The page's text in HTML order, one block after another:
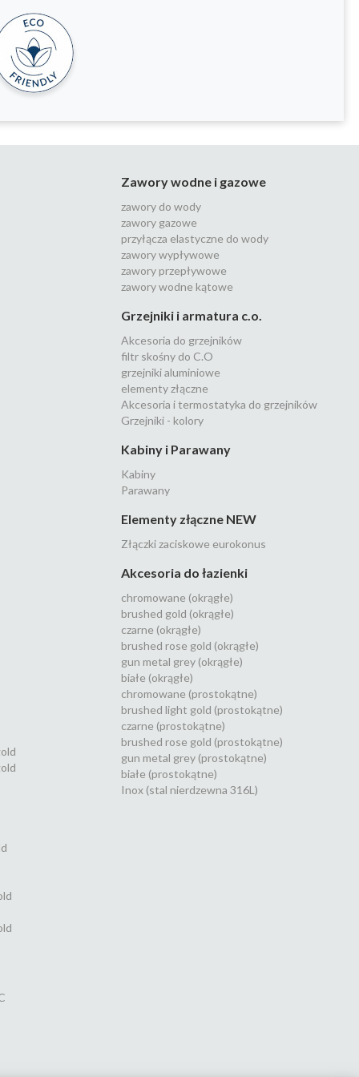
Zawory wodne i gazowe
zawory do wody
zawory gazowe
przyłącza elastyczne do wody
zawory wypływowe
zawory przepływowe
zawory wodne kątowe
Grzejniki i armatura c.o.
Akcesoria do grzejników
filtr skośny do C.O
grzejniki aluminiowe
elementy złączne
Akcesoria i termostatyka do grzejników
Grzejniki - kolory
Kabiny i Parawany
Kabiny
Parawany
Elementy złączne NEW
Złączki zaciskowe eurokonus
Akcesoria do łazienki
chromowane (okrągłe)
brushed gold (okrągłe)
czarne (okrągłe)
brushed rose gold (okrągłe)
gun metal grey (okrągłe)
białe (okrągłe)
chromowane (prostokątne)
brushed light gold (prostokątne)
czarne (prostokątne)
brushed rose gold (prostokątne)
gun metal grey (prostokątne)
białe (prostokątne)
Inox (stal nierdzewna 316L)